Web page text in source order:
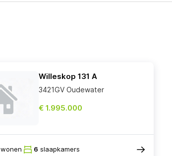
Willeskop 131 A
3421GV Oudewater
€ 1.995.000
wonen 6 slaapkamers